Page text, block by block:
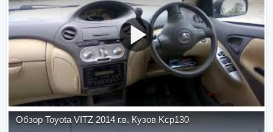
Обзор Toyota VITZ 2014 г.в. Кузов Kcp130